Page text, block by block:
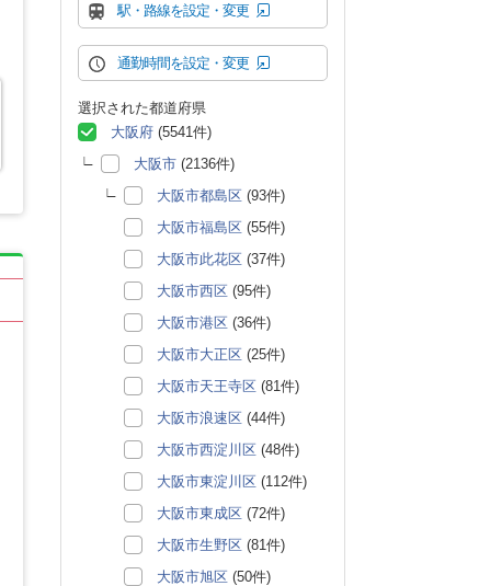
駅・路線を設定・変更
通勤時間を設定・変更
選択された都道府県
大阪府 (5541件)
大阪市 (2136件)
大阪市都島区 (93件)
大阪市福島区 (55件)
大阪市此花区 (37件)
大阪市西区 (95件)
大阪市港区 (36件)
大阪市大正区 (25件)
大阪市天王寺区 (81件)
大阪市浪速区 (44件)
大阪市西淀川区 (48件)
大阪市東淀川区 (112件)
大阪市東成区 (72件)
大阪市生野区 (81件)
大阪市旭区 (50件)